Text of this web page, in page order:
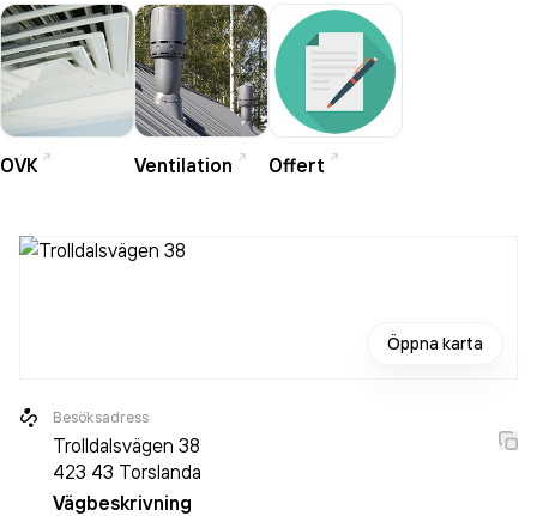
förtroenden.
OVK Ventilation Offert
Öppna karta
Besöksadress
Trolldalsvägen 38
423 43 Torslanda
Vägbeskrivning